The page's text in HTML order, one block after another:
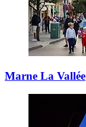
Marne La Vallée